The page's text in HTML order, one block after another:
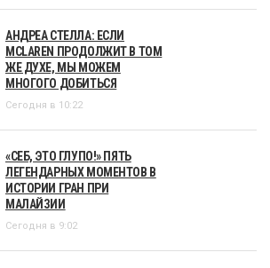
АНДРЕА СТЕЛЛА: ЕСЛИ
MCLAREN ПРОДОЛЖИТ В ТОМ
ЖЕ ДУХЕ, МЫ МОЖЕМ
МНОГОГО ДОБИТЬСЯ
Сегодня в 10:22
«СЕБ, ЭТО ГЛУПО!» ПЯТЬ
ЛЕГЕНДАРНЫХ МОМЕНТОВ В
ИСТОРИИ ГРАН ПРИ
МАЛАЙЗИИ
Сегодня в 9:02